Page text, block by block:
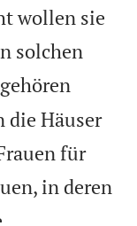
wollen sie
solchen
die Häuser
für
in deren